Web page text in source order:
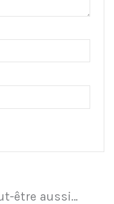
être aussi…